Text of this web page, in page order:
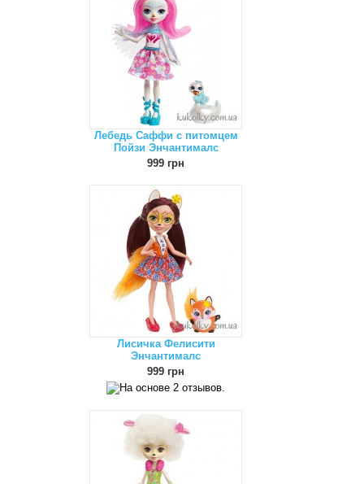
Лебедь Саффи с питомцем
Пойзи Энчантималс
999 грн
Лисичка Фелисити
Энчантималс
999 грн